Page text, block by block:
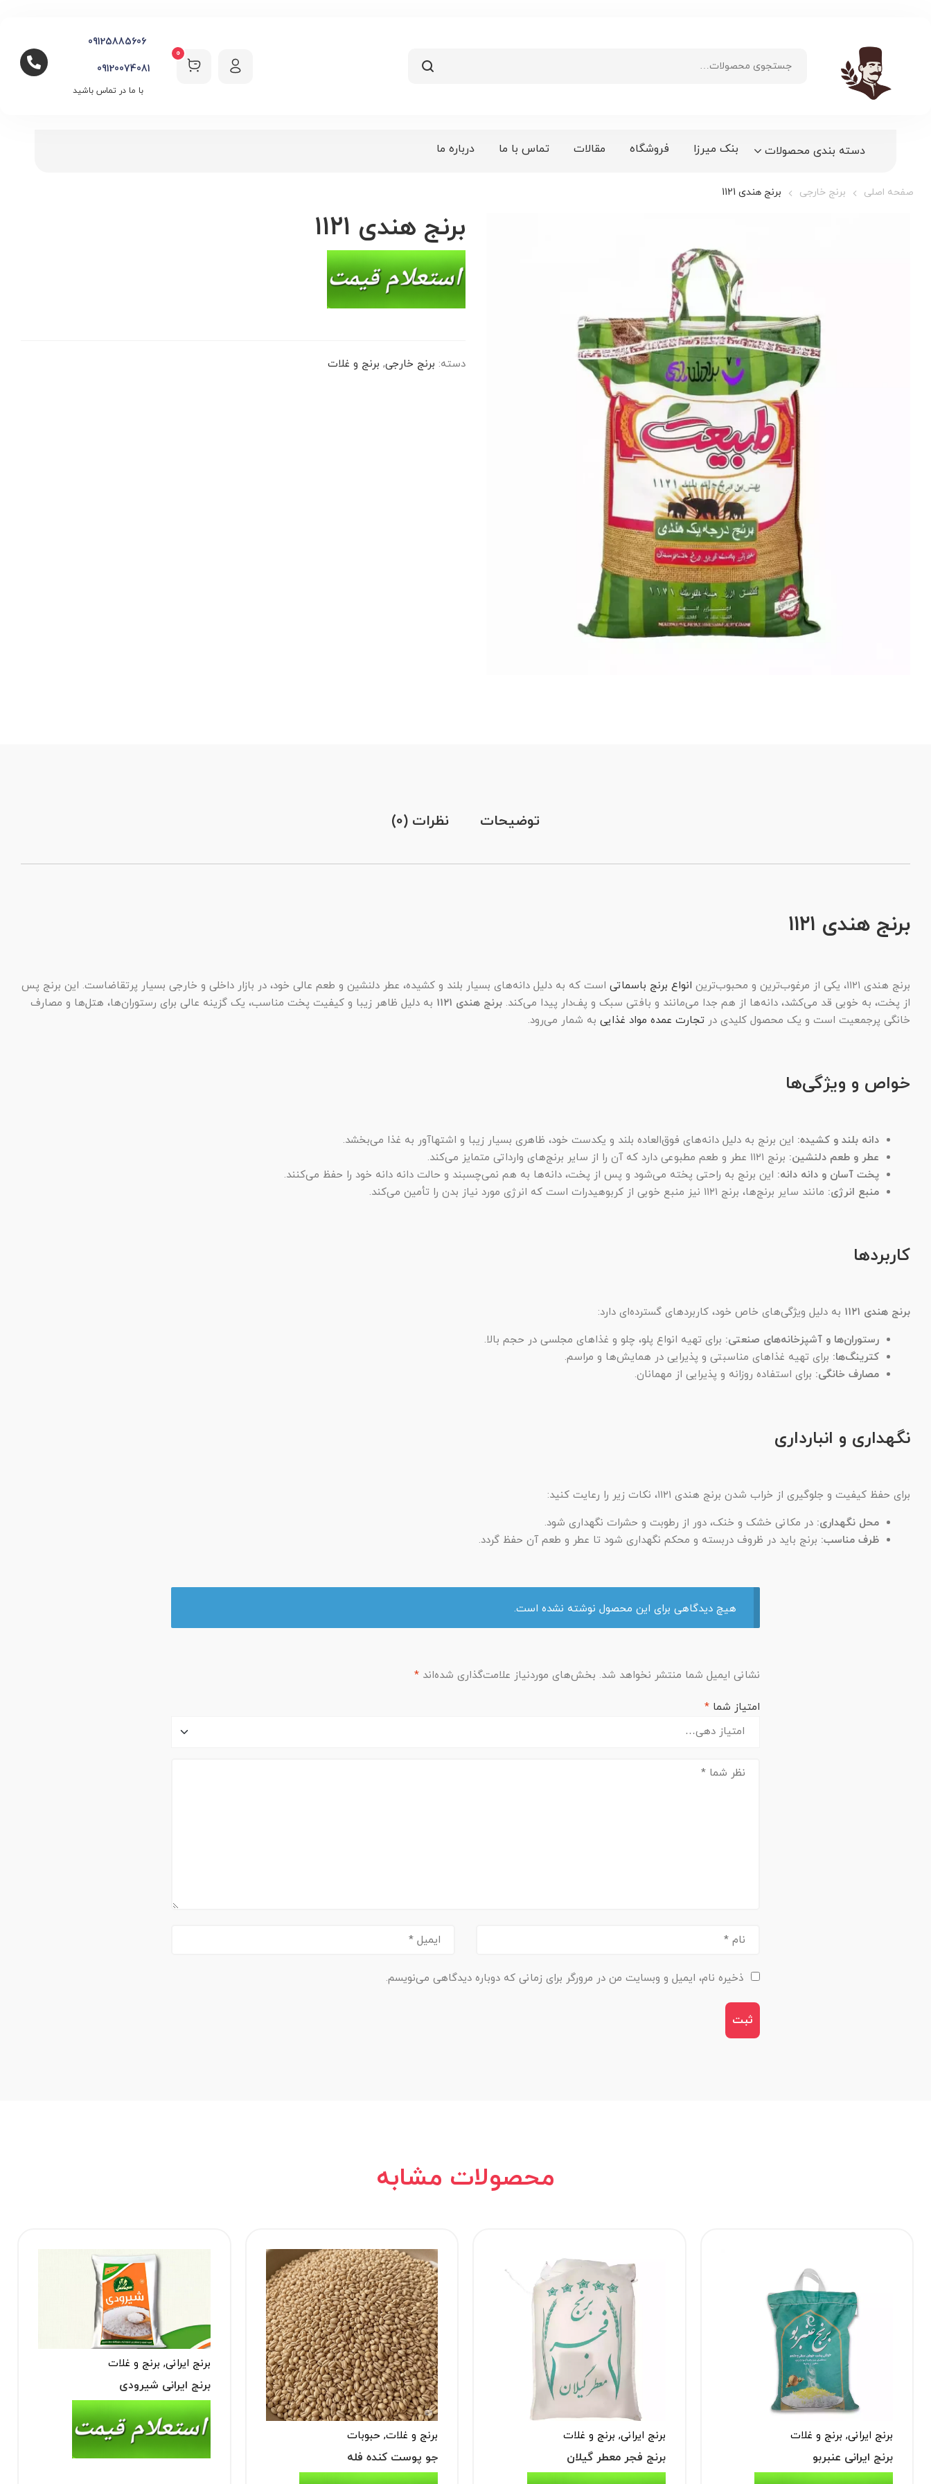
0
09125885606
09120074081
با ما در تماس باشید
دسته بندی محصولات بنک میرزا فروشگاه مقالات تماس با ما درباره ما
صفحه اصلی برنج خارجی برنج هندی 1121
برنج هندی 1121
دسته: برنج خارجی, برنج و غلات
توضیحات نظرات (0)
برنج هندی ۱۱۲۱
برنج هندی ۱۱۲۱، یکی از مرغوب‌ترین و محبوب‌ترین انواع برنج باسماتی است که به دلیل دانه‌های بسیار بلند و کشیده، عطر دلنشین و طعم عالی خود، در بازار داخلی و خارجی بسیار پرتقاضاست. این برنج پس
از پخت، به خوبی قد می‌کشد، دانه‌ها از هم جدا می‌مانند و بافتی سبک و پف‌دار پیدا می‌کند. برنج هندی ۱۱۲۱
به دلیل ظاهر زیبا و کیفیت پخت مناسب، یک گزینه عالی برای رستوران‌ها، هتل‌ها و مصارف
خانگی پرجمعیت است و یک محصول کلیدی در تجارت عمده مواد غذایی به شمار می‌رود.
خواص و ویژگی‌ها
دانه بلند و کشیده: این برنج به دلیل دانه‌های فوق‌العاده بلند و یکدست خود، ظاهری بسیار زیبا و اشتهاآور به غذا می‌بخشد.
عطر و طعم دلنشین: برنج ۱۱۲۱ عطر و طعم مطبوعی دارد که آن را از سایر برنج‌های وارداتی متمایز می‌کند.
پخت آسان و دانه دانه: این برنج به راحتی پخته می‌شود و پس از پخت، دانه‌ها به هم نمی‌چسبند و حالت دانه دانه خود را حفظ می‌کنند.
منبع انرژی: مانند سایر برنج‌ها، برنج ۱۱۲۱ نیز منبع خوبی از کربوهیدرات است که انرژی مورد نیاز بدن را تأمین می‌کند.
کاربردها
برنج هندی ۱۱۲۱
به دلیل ویژگی‌های خاص خود، کاربردهای گسترده‌ای دارد:
رستوران‌ها و آشپزخانه‌های صنعتی: برای تهیه انواع پلو، چلو و غذاهای مجلسی در حجم بالا.
کترینگ‌ها: برای تهیه غذاهای مناسبتی و پذیرایی در همایش‌ها و مراسم.
مصارف خانگی: برای استفاده روزانه و پذیرایی از مهمانان.
نگهداری و انبارداری
برای حفظ کیفیت و جلوگیری از خراب شدن برنج هندی ۱۱۲۱، نکات زیر را رعایت کنید:
محل نگهداری: در مکانی خشک و خنک، دور از رطوبت و حشرات نگهداری شود.
ظرف مناسب: برنج باید در ظروف دربسته و محکم نگهداری شود تا عطر و طعم آن حفظ گردد.
هیچ دیدگاهی برای این محصول نوشته نشده است.
نشانی ایمیل شما منتشر نخواهد شد. بخش‌های موردنیاز علامت‌گذاری شده‌اند *
امتیاز شما *
ذخیره نام، ایمیل و وبسایت من در مرورگر برای زمانی که دوباره دیدگاهی می‌نویسم.
محصولات مشابه
برنج ایرانی, برنج و غلات
برنج ایرانی عنبربو
برنج ایرانی, برنج و غلات
برنج فجر معطر گیلان
برنج و غلات, حبوبات
جو پوست کنده فله
برنج ایرانی, برنج و غلات
برنج ایرانی شیرودی